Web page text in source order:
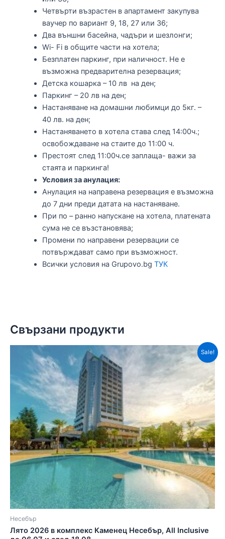
Четвърти възрастен в апартамент закупува
ваучер по вариант 9, 18, 27 или 36;
Два външни басейна, чадъри и шезлонги;
Wi- Fi в общите части на хотела;
Безплатен паркинг, при наличност. Не е
възможна предварителна резервация;
Детска кошарка – 10 лв на ден;
Паркинг – 20 лв на ден;
Настаняване на домашни любимци до 5кг. –
40 лв. на ден;
Настаняването в хотела става след 14:00ч.;
освобождаване на стаите до 11:00 ч.
Престоят след 11:00ч.се заплаща- важи за
стаята и паркинга!
Условия за анулация:
Анулация на направена резервация е възможна
до 7 дни преди датата на настаняване.
При по – ранно напускане на хотела, платената
сума не се възстановява;
Промени по направени резервации се
потвърждават само при възможност.
Всички условия на Grupovo.bg ТУК
Свързани продукти
Sale!
Несебър
Лято 2026 в комплекс Каменец Несебър, All Inclusive